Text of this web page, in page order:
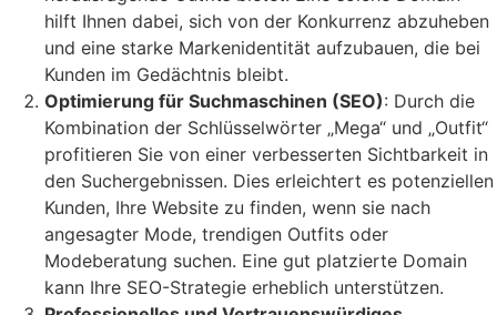
hilft Ihnen dabei, sich von der Konkurrenz abzuheben
und eine starke Markenidentität aufzubauen, die bei
Kunden im Gedächtnis bleibt.
Optimierung für Suchmaschinen (SEO): Durch die
Kombination der Schlüsselwörter „Mega“ und „Outfit“
profitieren Sie von einer verbesserten Sichtbarkeit in
den Suchergebnissen. Dies erleichtert es potenziellen
Kunden, Ihre Website zu finden, wenn sie nach
angesagter Mode, trendigen Outfits oder
Modeberatung suchen. Eine gut platzierte Domain
kann Ihre SEO-Strategie erheblich unterstützen.